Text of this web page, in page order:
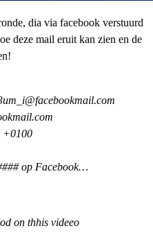
dia via facebook verstuurd
deze mail eruit kan zien en de
+0100
op Facebook…
on thhis videeo